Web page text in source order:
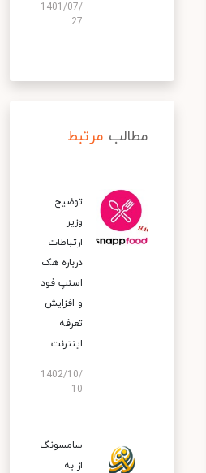
1401/07/
27
مطالب مرتبط
توضیح
وزیر
ارتباطات
درباره هک
اسنپ‌ فود
و افزایش
تعرفه
اینترنت
1402/10/
10
سامسونگ
از به